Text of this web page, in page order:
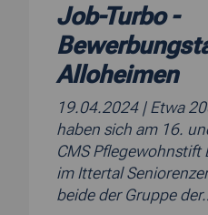
Job-Turbo -
Alloheimen
19.04.2024 | Etwa
haben sich am 16.
CMS Pflegewohnstift
im Ittertal
beide der Gruppe